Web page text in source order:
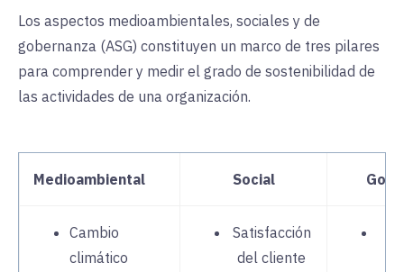
Los aspectos medioambientales, sociales y de
gobernanza (ASG) constituyen un marco de tres pilares
para comprender y medir el grado de sostenibilidad de
las actividades de una organización.
Medioambiental Social
Cambio
climático
Satisfacción
del cliente